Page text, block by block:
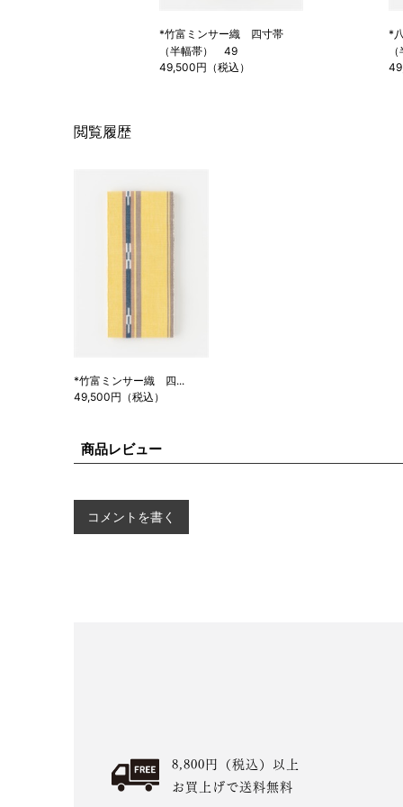
*竹富ミンサー織 四寸帯
（半幅帯） 49
49,500円（税込）
*
閲覧履歴
*竹富ミンサー織 四...
49,500円（税込）
商品レビュー
コメントを書く
8,800円（税込）以上
お買上げで送料無料